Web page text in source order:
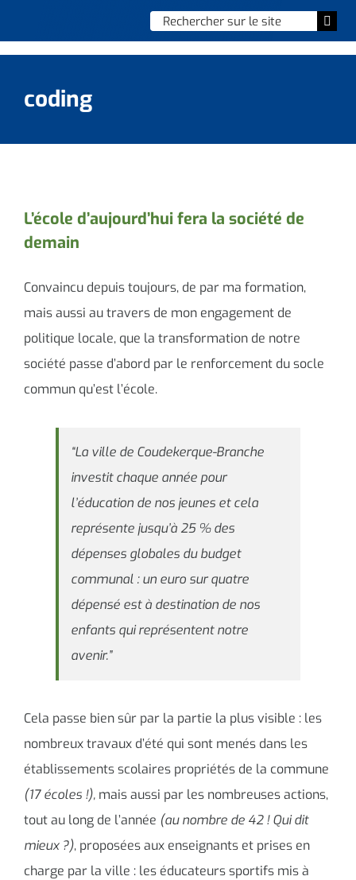
Chercher
:
Vie municipale
Culture et loisirs
Social & solidarité
Contacter le maire
coding
L’école d’aujourd’hui fera la société de
demain
Convaincu depuis toujours, de par ma formation,
mais aussi au travers de mon engagement de
politique locale, que la transformation de notre
société passe d’abord par le renforcement du socle
commun qu’est l’école.
“La ville de Coudekerque-Branche
investit chaque année pour
l’éducation de nos jeunes et cela
représente jusqu’à 25 % des
dépenses globales du budget
communal : un euro sur quatre
dépensé est à destination de nos
enfants qui représentent notre
avenir.”
Cela passe bien sûr par la partie la plus visible : les
nombreux travaux d’été qui sont menés dans les
établissements scolaires propriétés de la commune
(17 écoles !), mais aussi par les nombreuses actions,
tout au long de l’année (au nombre de 42 ! Qui dit
mieux ?), proposées aux enseignants et prises en
charge par la ville : les éducateurs sportifs mis à